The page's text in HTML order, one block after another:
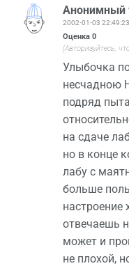
Анонимный
2002-01-03 22:49:23
Оценка 0
(Авторизуйтесь,
Улыбочка
несчадною
подряд
на сдаче
но в конце
лабу с
больше
настроение
отвечаешь
может и
не плохой,